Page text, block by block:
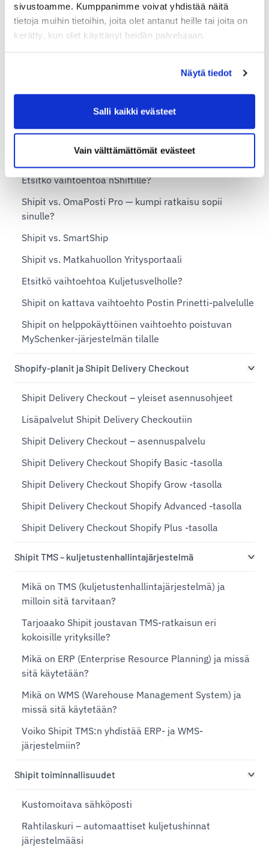
sivustoamme. Kumppanimme voivat yhdistää näitä
tietoja muihin tietoihin, joita olet antanut heille tai joita on
kerätty, kun olet käyttänyt heidän palvelujaan.
Näytä tiedot
Salli kaikki evästeet
Vain välttämättömät evästeet
PrestaShop
Rehti Store
Vaihtoehto nykyiselle lähetysjärjestelmällesi
Etsitkö vaihtoehtoa nShiftille?
Shipit vs. OmaPosti Pro — kumpi ratkaisu sopii
sinulle?
Shipit vs. SmartShip
Shipit vs. Matkahuollon Yritysportaali
Etsitkö vaihtoehtoa Kuljetusvelholle?
Shipit on kattava vaihtoehto Postin Prinetti-palvelulle
Shipit on helppokäyttöinen vaihtoehto poistuvan
MySchenker-järjestelmän tilalle
Shopify-planit ja Shipit Delivery Checkout
Shipit Delivery Checkout – yleiset asennusohjeet
Lisäpalvelut Shipit Delivery Checkoutiin
Shipit Delivery Checkout – asennuspalvelu
Shipit Delivery Checkout Shopify Basic -tasolla
Shipit Delivery Checkout Shopify Grow -tasolla
Shipit Delivery Checkout Shopify Advanced -tasolla
Shipit Delivery Checkout Shopify Plus -tasolla
Shipit TMS – kuljetustenhallintajärjestelmä
Mikä on TMS (kuljetustenhallintajärjestelmä) ja
milloin sitä tarvitaan?
Tarjoaako Shipit joustavan TMS-ratkaisun eri
kokoisille yrityksille?
Mikä on ERP (Enterprise Resource Planning) ja missä
sitä käytetään?
Mikä on WMS (Warehouse Management System) ja
missä sitä käytetään?
Voiko Shipit TMS:n yhdistää ERP- ja WMS-
järjestelmiin?
Shipit toiminnallisuudet
Kustomoitava sähköposti
Rahtilaskuri – automaattiset kuljetushinnat
järjestelmääsi